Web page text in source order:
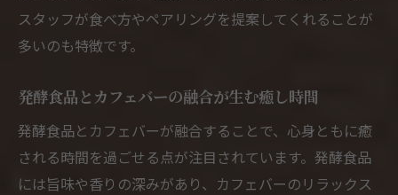
カフェバー選びの基準と発酵食品の見極め
発酵食品に強いカフェバーを選ぶコツを紹
カフェバー巡りで発酵食品を楽しむポイン
ト
スタッフが食べ方やペアリングを提案してくれることが
多いのも特徴です。
発酵食品とカフェバーの融合が生む癒し時間
発酵食品とカフェバーが融合することで、心身ともに癒
される時間を過ごせる点が注目されています。発酵食品
には旨味や香りの深みがあり、カフェバーのリラックス